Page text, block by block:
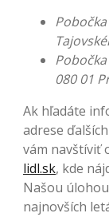
Pobočka
080 01
Ak hľadáte
adrese
vám navštíviť
lidl.sk, kde
Našou
najnovších